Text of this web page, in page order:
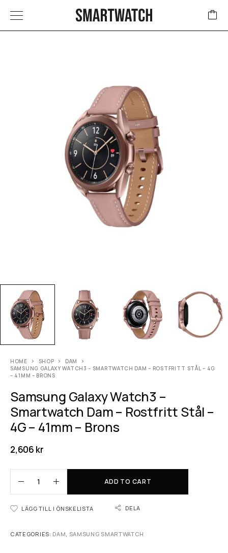
HOME SHOP
DAM
SAMSUNG GALAXY WATCH3 – SMARTWATCH DAM – ROSTFRITT STÅL – 4G
– 41MM – BRONS
Samsung Galaxy Watch3 –
Smartwatch Dam – Rostfritt Stål –
4G – 41mm – Brons
2,606 kr
ADD TO CART
LÄGG TILL I ÖNSKELISTA DELA
CATEGORIES: DAM SAMSUNG SMARTWATCH